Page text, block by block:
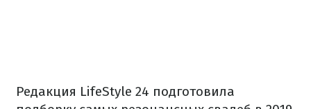
Редакция LifeStyle 24 подготовила